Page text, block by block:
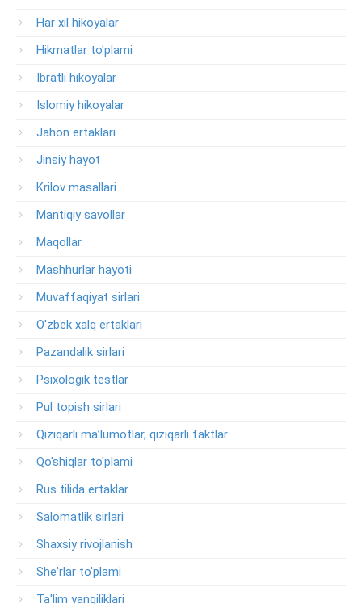
Har xil hikoyalar
Hikmatlar to'plami
Ibratli hikoyalar
Islomiy hikoyalar
Jahon ertaklari
Jinsiy hayot
Krilov masallari
Mantiqiy savollar
Maqollar
Mashhurlar hayoti
Muvaffaqiyat sirlari
O'zbek xalq ertaklari
Pazandalik sirlari
Psixologik testlar
Pul topish sirlari
Qiziqarli ma’lumotlar, qiziqarli faktlar
Qo'shiqlar to'plami
Rus tilida ertaklar
Salomatlik sirlari
Shaxsiy rivojlanish
She'rlar to'plami
Ta'lim yangiliklari